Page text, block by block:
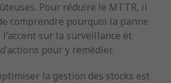
Pour réduire le MTTR, il
comprendre pourquoi la panne
sur la surveillance et
pour y remédier.
la gestion des stocks est